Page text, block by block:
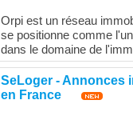
Orpi est un réseau
se positionne comme
dans le domaine de
SeLoger - Annonces
en France